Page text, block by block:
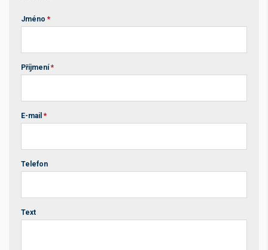
Jméno *
Příjmení *
E-mail *
Telefon
Text